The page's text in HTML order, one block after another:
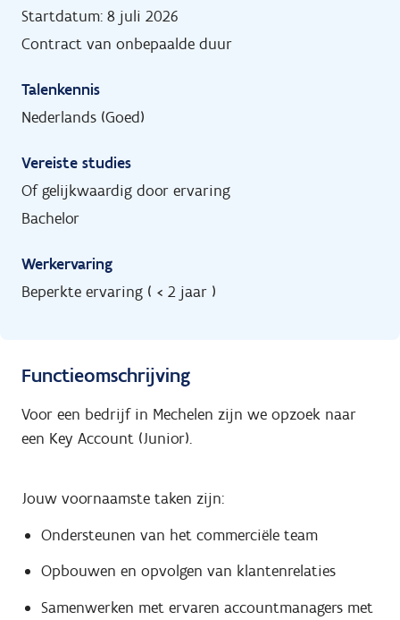
Startdatum: 8 juli 2026
Contract van onbepaalde duur
Talenkennis
Nederlands (Goed)
Vereiste studies
Of gelijkwaardig door ervaring
Bachelor
Werkervaring
Beperkte ervaring ( < 2 jaar )
Functieomschrijving
Voor een bedrijf in Mechelen zijn we opzoek naar
een Key Account (Junior).
Jouw voornaamste taken zijn:
Ondersteunen van het commerciële team
Opbouwen en opvolgen van klantenrelaties
Samenwerken met ervaren accountmanagers met